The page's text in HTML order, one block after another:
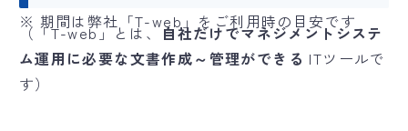
※ 期間は弊社「T-web」をご利用時の目安です
（「T-web」とは、自社だけでマネジメントシステ
ム運用に必要な文書作成～管理ができる ITツールで
す）